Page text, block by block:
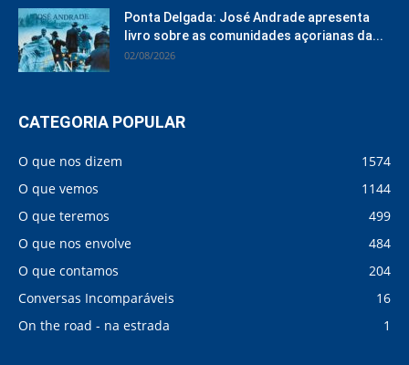
Ponta Delgada: José Andrade apresenta
livro sobre as comunidades açorianas da...
02/08/2026
CATEGORIA POPULAR
O que nos dizem
1574
O que vemos
1144
O que teremos
499
O que nos envolve
484
O que contamos
204
Conversas Incomparáveis
16
On the road - na estrada
1